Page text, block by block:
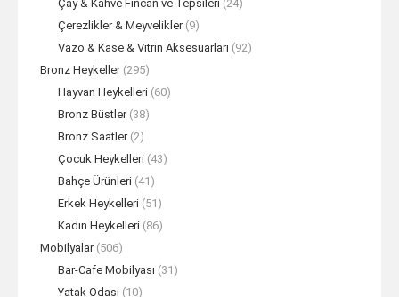
Çay & Kahve Fincan ve Tepsileri (24)
Çerezlikler & Meyvelikler (9)
Vazo & Kase & Vitrin Aksesuarları (92)
Bronz Heykeller (295)
Hayvan Heykelleri (60)
Bronz Büstler (38)
Bronz Saatler (2)
Çocuk Heykelleri (43)
Bahçe Ürünleri (41)
Erkek Heykelleri (51)
Kadın Heykelleri (86)
Mobilyalar (506)
Bar-Cafe Mobilyası (31)
Yatak Odası (10)